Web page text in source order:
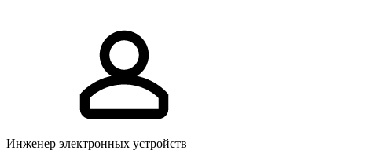
Инженер электронных устройств